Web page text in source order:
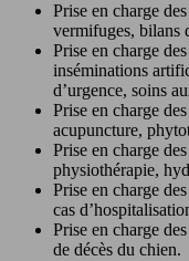
Prise en charge
vermifuges, bilans
Prise en charge
inséminations
d’urgence, soins
Prise en charge
acupuncture,
Prise en charge
physiothérapie,
Prise en charge
cas
Prise en charge
de décès du chien.